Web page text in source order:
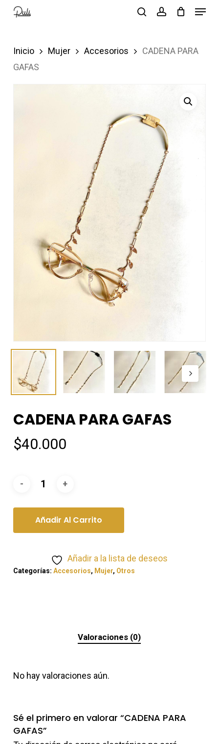
Skip
content
Menu
Inicio Mujer Accesorios
CADENA PARA
GAFAS
CADENA PARA GAFAS
$40.000
Añadir Al Carrito
Añadir a la lista de deseos
Categorías: Accesorios, Mujer, Otros
Valoraciones (0)
No hay valoraciones aún.
Sé el primero en valorar “CADENA PARA
GAFAS”
Menu